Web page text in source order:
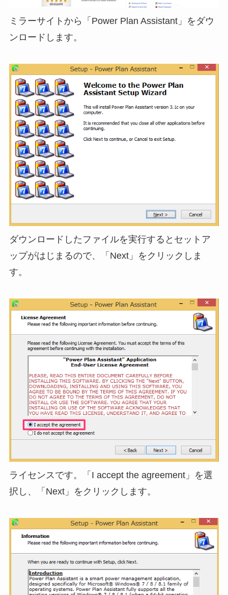
ミラーサイトから「Power Plan Assistant」をダウ
ンロードします。
ダウンロードしたファイルを実行するとセットア
ップがはじまるので、「Next」をクリックしま
す。
ライセンスです。「I accept the agreement」を選
択し、「Next」をクリックします。